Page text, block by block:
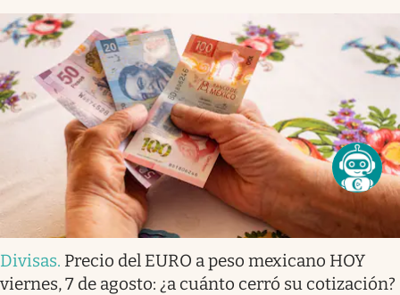
Divisas. Precio del EURO a peso mexicano HOY
viernes, 7 de agosto: ¿a cuánto cerró su cotización?